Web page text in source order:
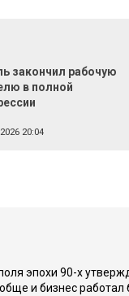
закончил рабочую
в полной
20:04
эпохи 90-х
и бизнес работал